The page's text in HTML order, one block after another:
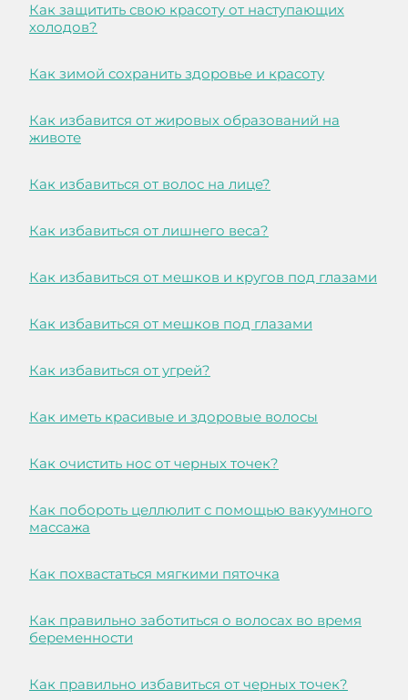
Как защитить свою красоту от наступающих
холодов?
Как зимой сохранить здоровье и красоту
Как избавится от жировых образований на
животе
Как избавиться от волос на лице?
Как избавиться от лишнего веса?
Как избавиться от мешков и кругов под глазами
Как избавиться от мешков под глазами
Как избавиться от угрей?
Как иметь красивые и здоровые волосы
Как очистить нос от черных точек?
Как побороть целлюлит с помощью вакуумного
массажа
Как похвастаться мягкими пяточка
Как правильно заботиться о волосах во время
беременности
Как правильно избавиться от черных точек?